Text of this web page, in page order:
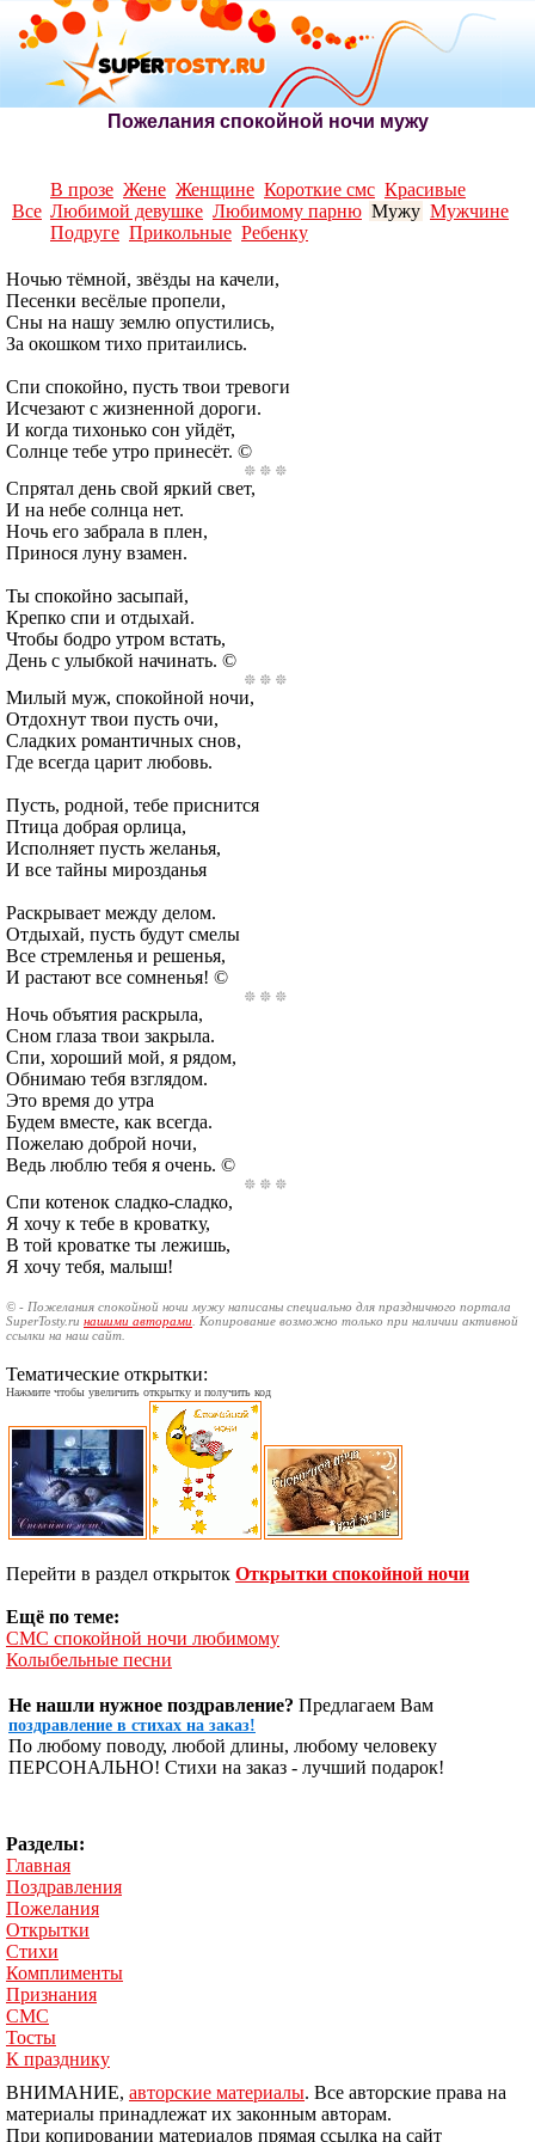
Пожелания спокойной ночи мужу
Все
В прозе Жене Женщине Короткие смс Красивые
Любимой девушке Любимому парню Мужу Мужчине
Подруге Прикольные Ребенку
Ночью тёмной, звёзды на качели,
Песенки весёлые пропели,
Сны на нашу землю опустились,
За окошком тихо притаились.
Спи спокойно, пусть твои тревоги
Исчезают с жизненной дороги.
И когда тихонько сон уйдёт,
Солнце тебе утро принесёт. ©
Спрятал день свой яркий свет,
И на небе солнца нет.
Ночь его забрала в плен,
Принося луну взамен.
Ты спокойно засыпай,
Крепко спи и отдыхай.
Чтобы бодро утром встать,
День с улыбкой начинать. ©
Милый муж, спокойной ночи,
Отдохнут твои пусть очи,
Сладких романтичных снов,
Где всегда царит любовь.
Пусть, родной, тебе приснится
Птица добрая орлица,
Исполняет пусть желанья,
И все тайны мирозданья
Раскрывает между делом.
Отдыхай, пусть будут смелы
Все стремленья и решенья,
И растают все сомненья! ©
Ночь объятия раскрыла,
Сном глаза твои закрыла.
Спи, хороший мой, я рядом,
Обнимаю тебя взглядом.
Это время до утра
Будем вместе, как всегда.
Пожелаю доброй ночи,
Ведь люблю тебя я очень. ©
Спи котенок сладко-сладко,
Я хочу к тебе в кроватку,
В той кроватке ты лежишь,
Я хочу тебя, малыш!
© - Пожелания спокойной ночи мужу написаны специально для праздничного портала
SuperTosty.ru нашими авторами . Копирование возможно только при наличии активной
ссылки на наш сайт.
Тематические открытки:
Нажмите чтобы увеличить открытку и получить код
Перейти в раздел открыток Открытки спокойной ночи
Ещё по теме:
СМС cпокойной ночи любимому
Колыбельные песни
Не нашли нужное поздравление? Предлагаем Вам
поздравление в стихах на заказ!
По любому поводу, любой длины, любому человеку
ПЕРСОНАЛЬНО! Стихи на заказ - лучший подарок!
Разделы:
Главная
Поздравления
Пожелания
Открытки
Стихи
Комплименты
Признания
СМС
Тосты
К празднику
ВНИМАНИЕ, авторские материалы. Все авторские права на
материалы принадлежат их законным авторам.
При копировании материалов прямая ссылка на сайт